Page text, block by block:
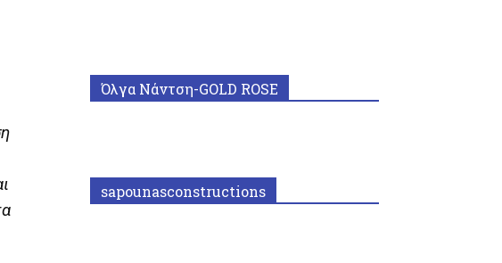
Όλγα Νάντση-GOLD ROSE
sapounasconstructions